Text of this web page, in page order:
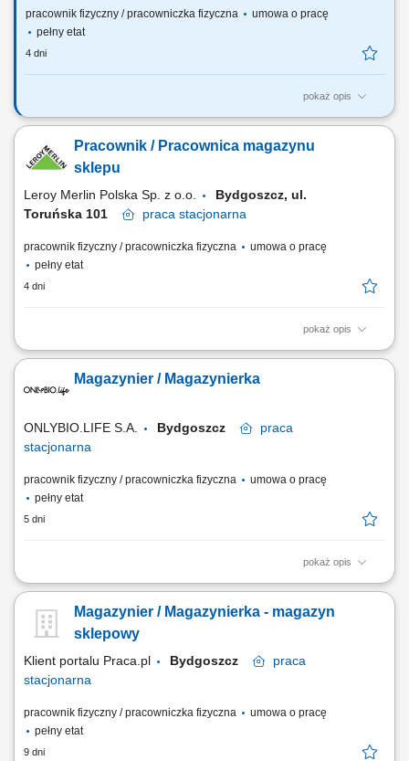
pracownik fizyczny / pracowniczka fizyczna
umowa o pracę
pełny etat
4 dni
pokaż opis
Twój zakres obowiązków załadunek i rozładunek towarów;
kompletacja, preparacja produktów na palety; obsługa wózków
jezdnych unoszących; praca przy użyciu skanerów; bieżąca
Pracownik / Pracownica magazynu
sklepu
Leroy Merlin Polska Sp. z o.o.
Bydgoszcz, ul.
Toruńska 101
praca stacjonarna
pracownik fizyczny / pracowniczka fizyczna
umowa o pracę
pełny etat
4 dni
pokaż opis
Co będziesz robić? Twój start z Buddym: przez pierwsze 4 miesiące
wdrożenia oraz zespołu, Realizacja zamówień: skompletujesz i
przygotujesz zamówienia dla klientów, zadbasz o ich terminowe
Magazynier / Magazynierka
ONLYBIO.LIFE S.A. Bydgoszcz
praca
stacjonarna
pracownik fizyczny / pracowniczka fizyczna
umowa o pracę
pełny etat
5 dni
pokaż opis
Zakres obowiązków: Przyjęcia towarów i opakowań na stany
towarów, Kompletacja zamówień, Wydawanie towarów, Kontrola stanów
magazynowych, Rozmieszczenie towarów w wyznaczonych
Magazynier / Magazynierka - magazyn
sklepowy
Klient portalu Praca.pl Bydgoszcz
praca
stacjonarna
pracownik fizyczny / pracowniczka fizyczna
umowa o pracę
pełny etat
9 dni